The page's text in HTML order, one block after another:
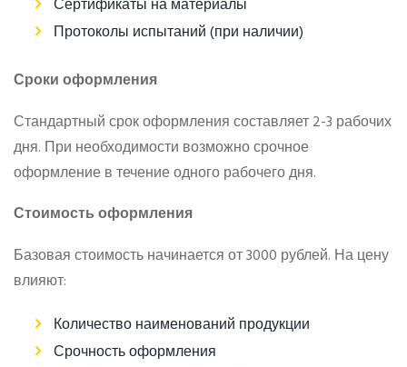
Сертификаты на материалы
Протоколы испытаний (при наличии)
Сроки оформления
Стандартный срок оформления составляет 2-3 рабочих
дня. При необходимости возможно срочное
оформление в течение одного рабочего дня.
Стоимость оформления
Базовая стоимость начинается от 3000 рублей. На цену
влияют:
Количество наименований продукции
Срочность оформления